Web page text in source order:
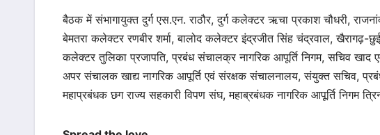
बैठक में संभागायुक्त दुर्ग एस.एन. राठौर, दुर्ग कलेक्टर ऋचा प्रकाश चौधरी,
बेमतरा कलेक्टर रणबीर शर्मा, बालोद कलेक्टर इंद्रजीत सिंह चंद्रवाल, खैरागढ़-
कलेक्टर तुलिका प्रजापति, प्रबंध संचालक्र नागरिक आपूर्ति निगम, सचिव खाद
अपर संचालक खाद्य नागरिक आपूर्ति एवं संरक्षक संचालनालय, संयुक्त सचिव,
महाप्रबंधक छग राज्य सहकारी विपण संघ, महाब्रबंधक नागरिक आपूर्ति निगम